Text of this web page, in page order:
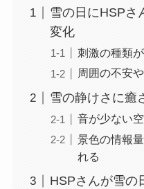
雪の日にHSPさ
変化
刺激の種類
周囲の不安
雪の静けさに癒
音が少ない
景色の情報
れる
HSPさんが雪の